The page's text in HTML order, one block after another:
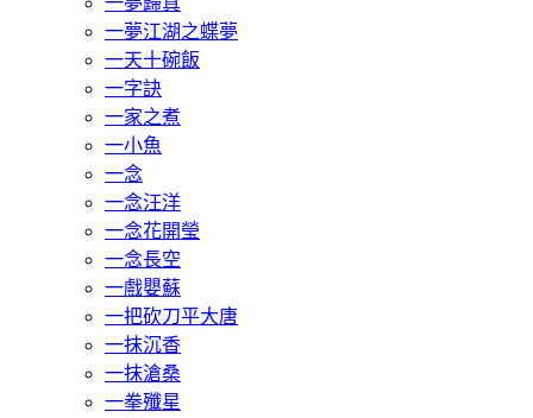
一夢江湖之蝶夢
一天十碗飯
一字訣
一家之煮
一小魚
一念
一念汪洋
一念花開瑩
一念長空
一戲嬰蘇
一把砍刀平大唐
一抹沉香
一抹滄桑
一拳殲星